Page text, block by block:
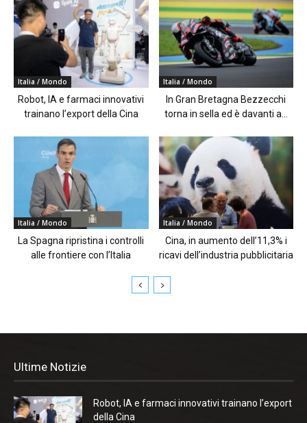
Italia / Mondo
Robot, IA e farmaci innovativi
trainano l’export della Cina
Italia / Mondo
In Gran Bretagna Bezzecchi
torna in sella ed è davanti a...
Italia / Mondo
La Spagna ripristina i controlli
alle frontiere con l’Italia
Italia / Mondo
Cina, in aumento dell’11,3% i
ricavi dell’industria pubblicitaria
Ultime Notizie
Robot, IA e farmaci innovativi trainano l’export
della Cina